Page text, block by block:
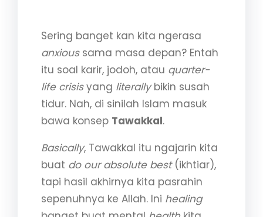
Sering banget kan kita ngerasa
anxioussama masa depan? Entah
itu soal karir, jodoh, atau quarter-
life crisisyang literallybikin susah
tidur. Nah, di sinilah Islam masuk
bawa konsep Tawakkal.
Basically, Tawakkal itu ngajarin kita
buat do our absolute best(ikhtiar),
tapi hasil akhirnya kita pasrahin
sepenuhnya ke Allah. Ini healing